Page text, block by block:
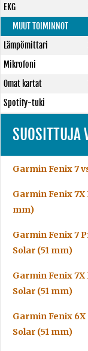
EKG
MUUT TOIMINNOT
Lämpömittari
Mikrofoni
Omat kartat
Spotify-tuki
SUOSITTUJA
Garmin Fenix 7
Garmin Fenix 7X
mm)
Garmin Fenix 7
Solar (51 mm)
Garmin Fenix
Solar (51 mm)
Garmin Fenix
Solar (51 mm)